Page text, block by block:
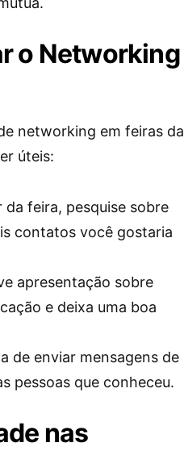
o Networking
networking em feiras da
úteis:
feira, pesquise sobre
contatos você gostaria
apresentação sobre
e deixa uma boa
de enviar mensagens de
pessoas que conheceu.
nas